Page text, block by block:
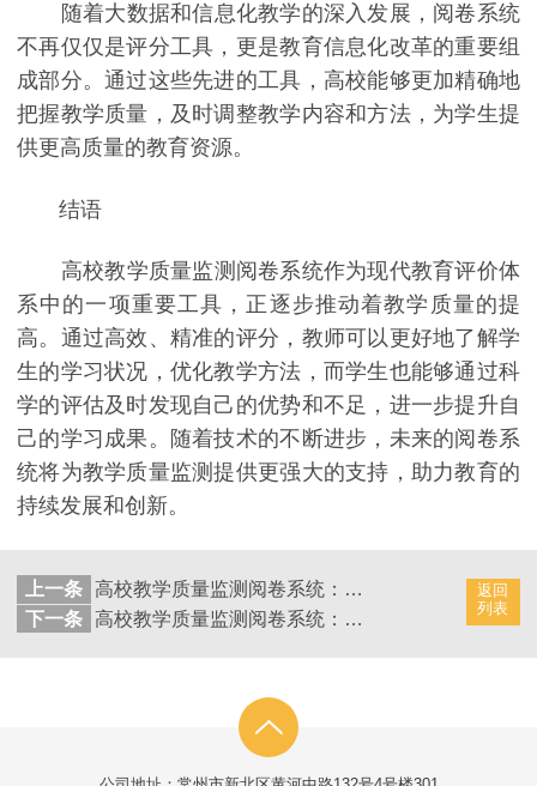
随着大数据和信息化教学的深入发展，阅卷系统
不再仅仅是评分工具，更是教育信息化改革的重要组
成部分。通过这些先进的工具，高校能够更加精确地
把握教学质量，及时调整教学内容和方法，为学生提
供更高质量的教育资源。
结语
高校教学质量监测阅卷系统作为现代教育评价体
系中的一项重要工具，正逐步推动着教学质量的提
高。通过高效、精准的评分，教师可以更好地了解学
生的学习状况，优化教学方法，而学生也能够通过科
学的评估及时发现自己的优势和不足，进一步提升自
己的学习成果。随着技术的不断进步，未来的阅卷系
统将为教学质量监测提供更强大的支持，助力教育的
持续发展和创新。
返回
列表
上一条
高校教学质量监测阅卷系统：高效实现学生考试成绩处理
下一条
高校教学质量监测阅卷系统：高效实现学生试卷评改